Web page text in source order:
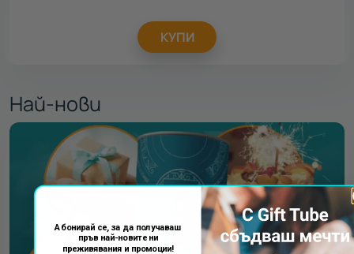
КУПИ
Най-нови
Абонирай се, за да получаваш
пръв най-новите ни
преживявания и промоции!